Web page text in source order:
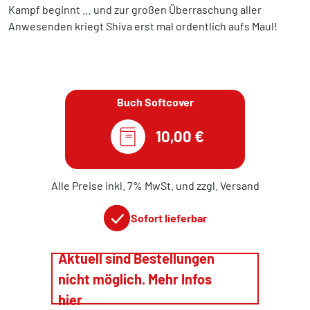
Kampf beginnt … und zur großen Überraschung aller
Anwesenden kriegt Shiva erst mal ordentlich aufs Maul!
Buch Softcover
10,00 €
Alle Preise inkl. 7% MwSt. und zzgl. Versand
Sofort lieferbar
Aktuell sind Bestellungen
nicht möglich. Mehr Infos
hier